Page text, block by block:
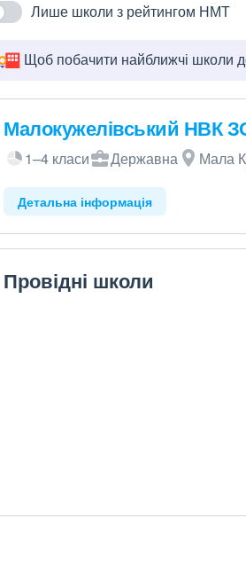
Лише школи з рейтингом НМТ
Щоб побачити найближчі школи
Малокужелівський НВК
1–4 класи Державна Мала
Детальна інформація
Провідні школи